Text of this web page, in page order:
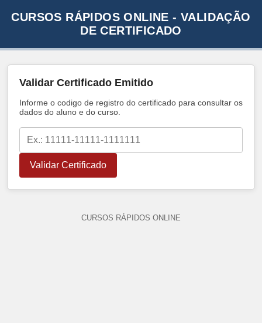
CURSOS RÁPIDOS ONLINE - VALIDAÇÃO
DE CERTIFICADO
Validar Certificado Emitido
Informe o codigo de registro do certificado para consultar os
dados do aluno e do curso.
Validar Certificado
CURSOS RÁPIDOS ONLINE